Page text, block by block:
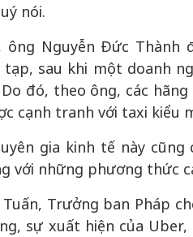
nói.
ông Nguyễn Đức Thành
tạp, sau khi một doanh
Do đó, theo ông, các
cạnh tranh với taxi kiểu
gia kinh tế này
với những phương thức
Trưởng ban Pháp
sự xuất hiện của